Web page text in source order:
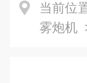
当前位
雾炮机